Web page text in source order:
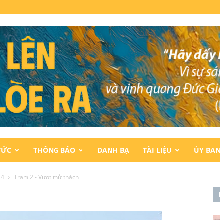
THÔNG BÁO DANH BẠ TÀI LIỆU ỦY BAN
Trạm 2 - Vượt thử thách